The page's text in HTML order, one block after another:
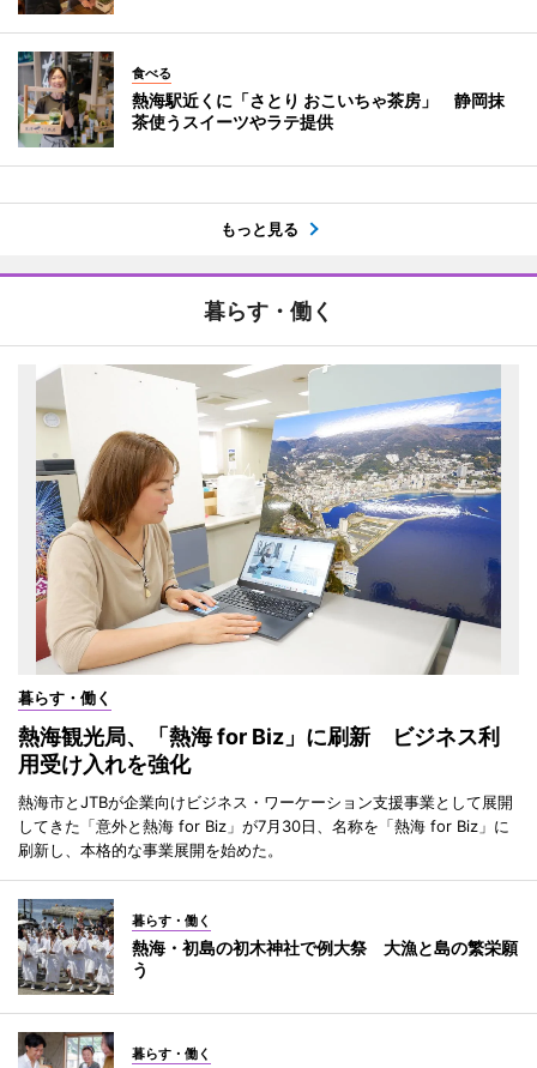
食べる
熱海駅近くに「さとり おこいちゃ茶房」 静岡抹
茶使うスイーツやラテ提供
もっと見る
暮らす・働く
暮らす・働く
熱海観光局、「熱海 for Biz」に刷新 ビジネス利
用受け入れを強化
熱海市とJTBが企業向けビジネス・ワーケーション支援事業として展開
してきた「意外と熱海 for Biz」が7月30日、名称を「熱海 for Biz」に
刷新し、本格的な事業展開を始めた。
暮らす・働く
熱海・初島の初木神社で例大祭 大漁と島の繁栄願
う
暮らす・働く